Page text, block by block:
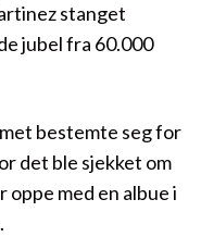
stanget
jubel fra 60.000
bestemte seg for
det ble sjekket om
oppe med en albue i